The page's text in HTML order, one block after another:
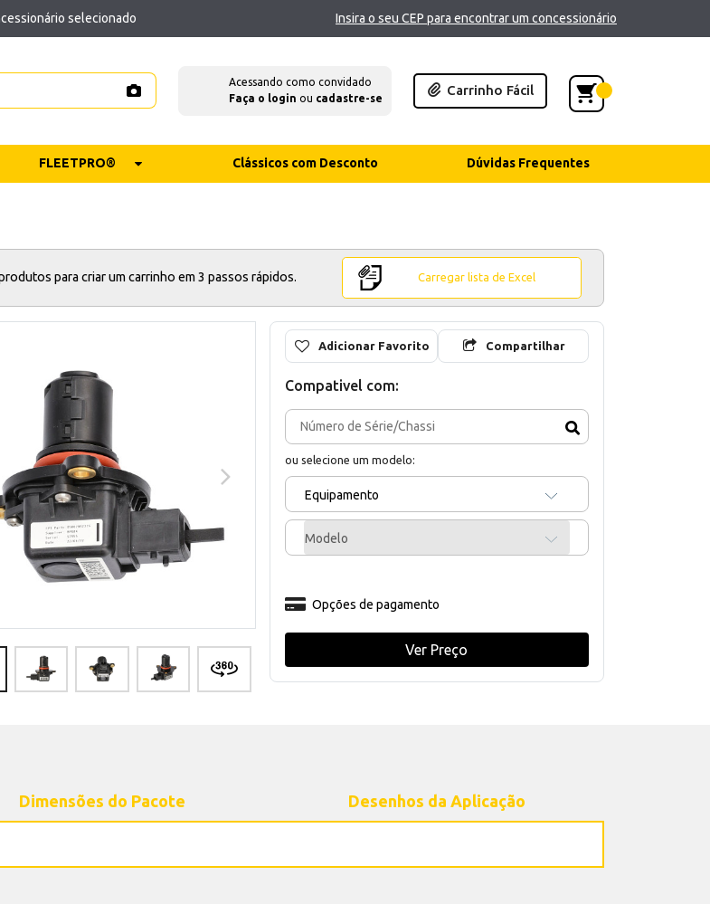
selecionado Insira o seu CEP para encontrar um concessionário
Acessando como convidado
Faça o login ou cadastre-se
Carrinho Fácil
FLEETPRO® Clássicos com Desconto Dúvidas Frequentes
para criar um carrinho em 3 passos rápidos. Carregar lista de Excel
Adicionar Favorito Compartilhar
Compativel com:
ou selecione um modelo:
Equipamento
Modelo
Opções de pagamento
Ver Preço
Dimensões do Pacote Desenhos da Aplicação